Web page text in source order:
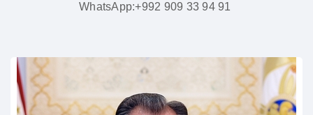
WhatsApp:+992 909 33 94 91